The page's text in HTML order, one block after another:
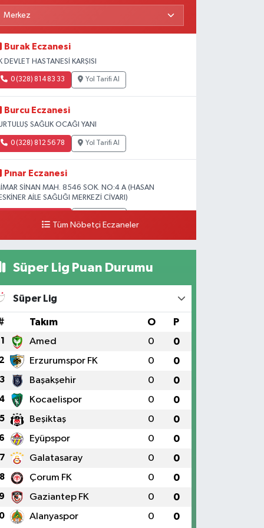
Burak Eczanesi
DEVLET HASTANESİ KARŞISI
0 (328) 814 83 33 Yol Tarifi Al
Burcu Eczanesi
SAĞLIK OCAĞI YANI
0 (328) 812 56 78 Yol Tarifi Al
Pınar Eczanesi
SİNAN MAH. 8546 SOK. NO:4 A (HASAN
AİLE SAĞLIĞI MERKEZİ CİVARI)
Tüm Nöbetçi Eczaneler
Süper Lig Puan Durumu
Süper Lig
Takım O P
1 Amed 0 0
2 Erzurumspor FK 0 0
3 Başakşehir 0 0
4 Kocaelispor 0 0
5 Beşiktaş 0 0
6 Eyüpspor 0 0
7 Galatasaray 0 0
8 Çorum FK 0 0
9 Gaziantep FK 0 0
Alanyaspor 0 0